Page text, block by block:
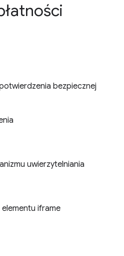
bezpiecznej
uwierzytelniania
iframe